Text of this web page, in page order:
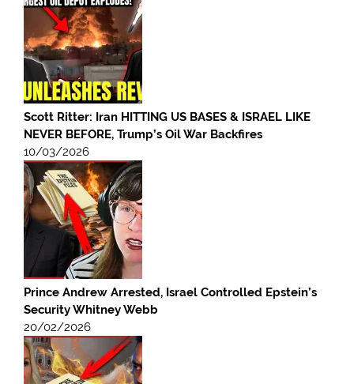
Scott Ritter: Iran HITTING US BASES & ISRAEL LIKE
NEVER BEFORE, Trump’s Oil War Backfires
10/03/2026
Prince Andrew Arrested, Israel Controlled Epstein’s
Security Whitney Webb
20/02/2026